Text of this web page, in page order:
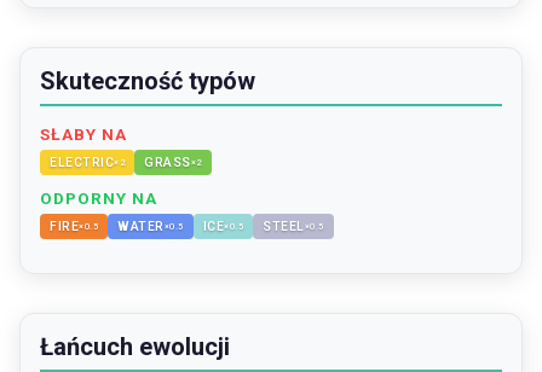
Skuteczność typów
SŁABY NA
ELECTRIC× 2 GRASS×2
ODPORNY NA
FIRE×0.5 WATER ×0.5 ICE×0.5 STEEL ×0.5
Łańcuch ewolucji